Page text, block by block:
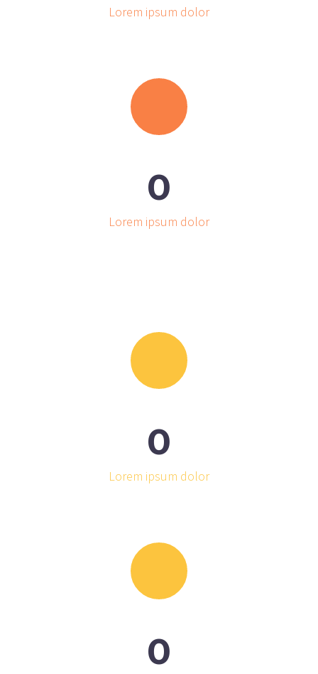
Lorem ipsum dolor
0
Lorem ipsum dolor
0
Lorem ipsum dolor
0